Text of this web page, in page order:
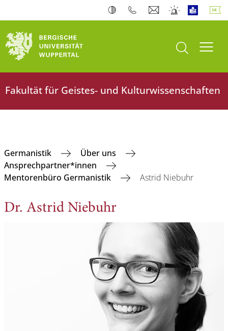
Suche öffnen
Fakultät für Geistes- und Kulturwissenschaften
Germanistik
Über uns
Ansprechpartner*innen
Mentorenbüro Germanistik
Astrid Niebuhr
Dr. Astrid Niebuhr